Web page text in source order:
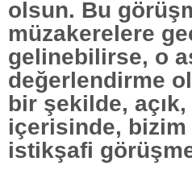
olsun. Bu
müzakerelere
gelinebilirse, o
değerlendirme
bir şekilde, açık,
içerisinde,
istikşafi